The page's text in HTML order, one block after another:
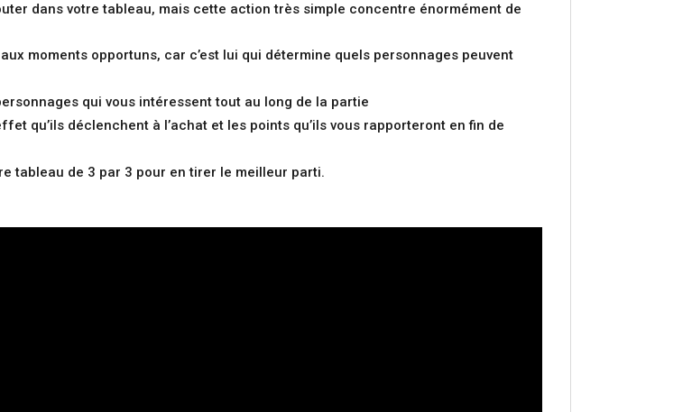
dans votre tableau, mais cette action très simple concentre énormément de
moments opportuns, car c’est lui qui détermine quels personnages peuvent
qui vous intéressent tout au long de la partie
qu’ils déclenchent à l’achat et les points qu’ils vous rapporteront en fin de
tableau de 3 par 3 pour en tirer le meilleur parti.